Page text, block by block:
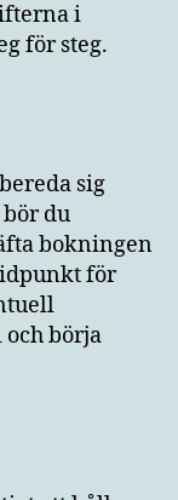
i
för steg.
sig
du
bokningen
för
börja